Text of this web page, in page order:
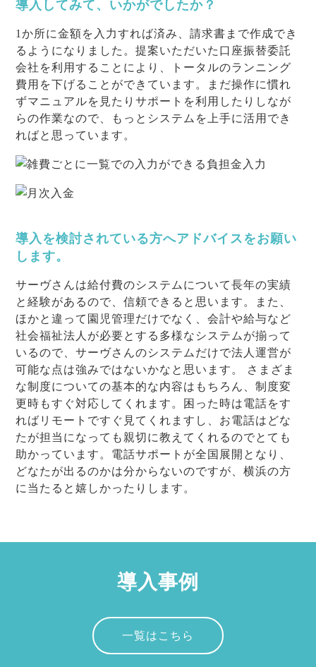
導入してみて、いかがでしたか？
1か所に金額を入力すれば済み、請求書まで作成でき
るようになりました。提案いただいた口座振替委託
会社を利用することにより、トータルのランニング
費用を下げることができています。まだ操作に慣れ
ずマニュアルを見たりサポートを利用したりしなが
らの作業なので、もっとシステムを上手に活用でき
ればと思っています。
導入を検討されている方へアドバイスをお願い
します。
サーヴさんは給付費のシステムについて長年の実績
と経験があるので、信頼できると思います。また、
ほかと違って園児管理だけでなく、会計や給与など
社会福祉法人が必要とする多様なシステムが揃って
いるので、サーヴさんのシステムだけで法人運営が
可能な点は強みではないかなと思います。 さまざま
な制度についての基本的な内容はもちろん、制度変
更時もすぐ対応してくれます。困った時は電話をす
ればリモートですぐ見てくれますし、お電話はどな
たが担当になっても親切に教えてくれるのでとても
助かっています。電話サポートが全国展開となり、
どなたが出るのかは分からないのですが、横浜の方
に当たると嬉しかったりします。
導入事例
一覧はこちら